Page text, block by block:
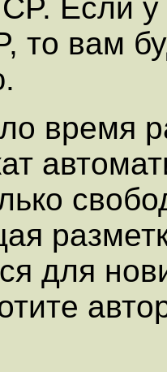
Если у
то вам
время
для